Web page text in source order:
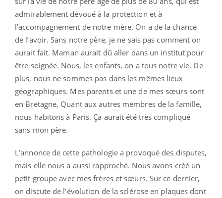
admirablement dévoué à la protection et à
l’accompagnement de notre mère. On a de la chance
de l’avoir. Sans notre père, je ne sais pas comment on
aurait fait. Maman aurait dû aller dans un institut pour
être soignée. Nous, les enfants, on a tous notre vie. De
plus, nous ne sommes pas dans les mêmes lieux
géographiques. Mes parents et une de mes sœurs sont
en Bretagne. Quant aux autres membres de la famille,
nous habitons à Paris. Ça aurait été très compliqué
sans mon père.
L’annonce de cette pathologie a provoqué des disputes,
mais elle nous a aussi rapproché. Nous avons créé un
petit groupe avec mes frères et sœurs. Sur ce dernier,
on discute de l’évolution de la sclérose en plaques dont